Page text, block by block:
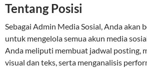
Tentang Posisi
Sebagai Admin Media Sosial, Anda akan
untuk mengelola semua akun media
Anda meliputi membuat jadwal posting,
visual dan teks, serta menganalisis